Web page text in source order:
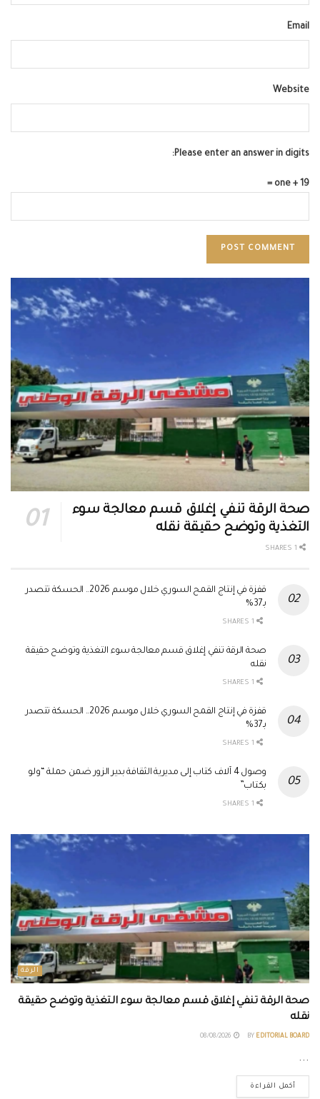
Email
Website
Please enter an answer in digits:
19 + one =
صحة الرقة تنفي إغلاق قسم معالجة سوء
التغذية وتوضح حقيقة نقله
قفزة في إنتاج القمح السوري خلال موسم 2026.. الحسكة تتصدر
بـ37%
صحة الرقة تنفي إغلاق قسم معالجة سوء التغذية وتوضح حقيقة
نقله
قفزة في إنتاج القمح السوري خلال موسم 2026.. الحسكة تتصدر
بـ37%
وصول 4 آلاف كتاب إلى مديرية الثقافة بدير الزور ضمن حملة “ولو
بكتاب”
الرقة
صحة الرقة تنفي إغلاق قسم معالجة سوء التغذية وتوضح حقيقة
نقله
BY EDITORIAL BOARD
...
أكمل القراءة